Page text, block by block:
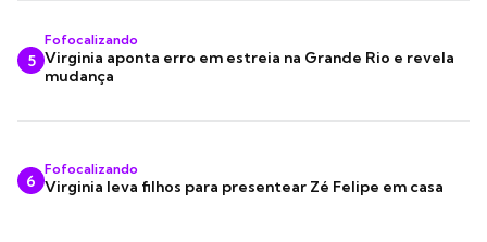
5
Fofocalizando
Virginia aponta erro em estreia na Grande Rio e revela
mudança
6
Fofocalizando
Virginia leva filhos para presentear Zé Felipe em casa